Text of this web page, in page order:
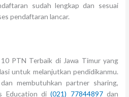
sudah lengkap dan sesuai
pendaftaran lancar.
PTN Terbaik di Jawa Timur yang
untuk melanjutkan pendidikanmu.
membutuhkan partner sharing,
Education di(021) 77844897dan